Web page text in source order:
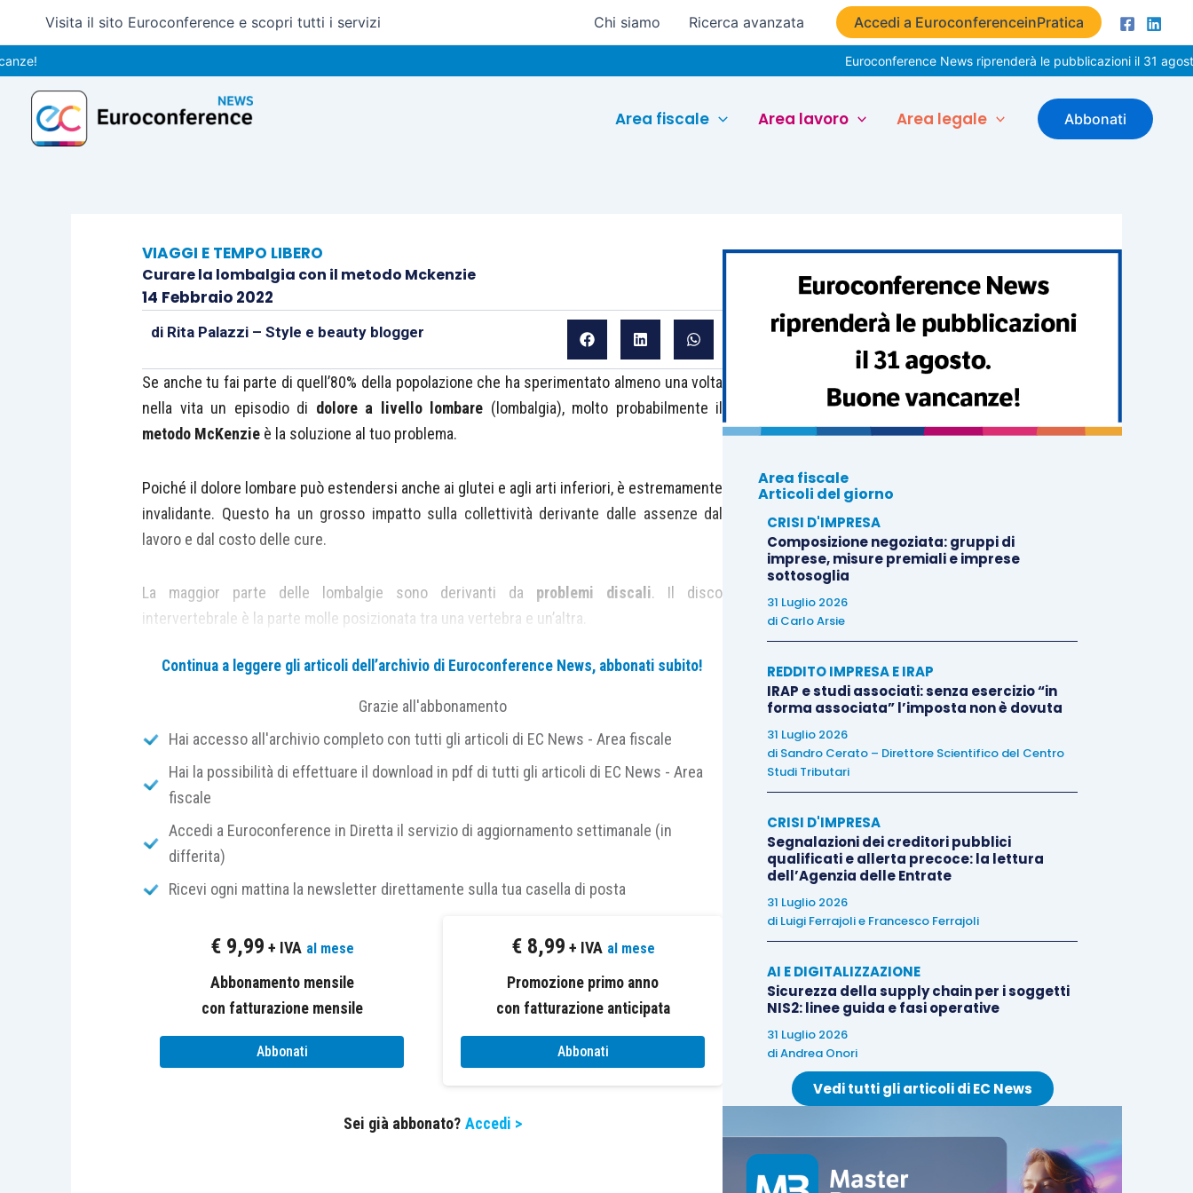
contenuto
Visita il sito Euroconference e scopri tutti i servizi Chi siamo Ricerca avanzata Accedi a EuroconferenceinPratica
Euroconference News riprenderà le pubblicazioni il 31 agosto. Buone
Area fiscale Area lavoro Area legale Abbonati
VIAGGI E TEMPO LIBERO
Curare la lombalgia con il metodo Mckenzie
14 Febbraio 2022
di Rita Palazzi – Style e beauty blogger
Se anche tu fai parte di quell’80% della popolazione che ha sperimentato almeno una volta
nella vita un episodio di dolore a livello lombare (lombalgia), molto probabilmente il
metodo McKenzie è la soluzione al tuo problema.
Poiché il dolore lombare può estendersi anche ai glutei e agli arti inferiori, è estremamente
invalidante. Questo ha un grosso impatto sulla collettività derivante dalle assenze dal
lavoro e dal costo delle cure.
La maggior parte delle lombalgie sono derivanti da problemi discali. Il disco
intervertebrale è la parte molle posizionata tra una vertebra e un’altra.
Tra le principali cause troviamo:
ilsollevamento di pesi inadeguatiper la nostra forza;
leattività lavorative che richiedono una posizione particolare
come in agricoltura.
Generalmente, la disfunzione avviene durante i movimenti di flessione del tronco (quando
ci si piega in avanti, per intenderci). Questo tipo di lombalgia la troviamo:
in chi fa lavoro d’ufficio;
in chi sta a lungo in piedi;
in chi fa lavori di fatica.
metodo McKenzie è un metodo
innovativo, perché ha modificato
completamente il modo di fare
riabilitazione con pazienti
Continua a leggere gli articoli dell’archivio di Euroconference News, abbonati subito!
Grazie all'abbonamento
Hai accesso all'archivio completo con tutti gli articoli di EC News - Area fiscale
Hai la possibilità di effettuare il download in pdf di tutti gli articoli di EC News - Area
fiscale
Accedi a Euroconference in Diretta il servizio di aggiornamento settimanale (in
differita)
Ricevi ogni mattina la newsletter direttamente sulla tua casella di posta
€ 9,99 + IVA al mese
Abbonamento mensile
con fatturazione mensile
Abbonati
€ 8,99 + IVA al mese
Promozione primo anno
con fatturazione anticipata
Abbonati
Sei già abbonato? Accedi >
Area fiscale
Articoli del giorno
CRISI D'IMPRESA
Composizione negoziata: gruppi di
imprese, misure premiali e imprese
sottosoglia
31 Luglio 2026
di Carlo Arsie
REDDITO IMPRESA E IRAP
IRAP e studi associati: senza esercizio “in
forma associata” l’imposta non è dovuta
31 Luglio 2026
di Sandro Cerato – Direttore Scientifico del Centro
Studi Tributari
CRISI D'IMPRESA
Segnalazioni dei creditori pubblici
qualificati e allerta precoce: la lettura
dell’Agenzia delle Entrate
31 Luglio 2026
di Luigi Ferrajolie Francesco Ferrajoli
AI E DIGITALIZZAZIONE
Sicurezza della supply chain per i soggetti
NIS2: linee guida e fasi operative
31 Luglio 2026
diAndrea Onori
Vedi tutti gli articoli di EC News